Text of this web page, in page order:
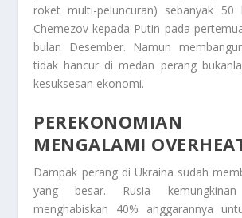
roket multi-peluncuran) sebanyak 50
Chemezov kepada Putin pada
bulan Desember. Namun
tidak hancur di medan perang
kesuksesan ekonomi.
MENGALAMI
Dampak perang di Ukraina sudah
yang besar. Rusia
menghabiskan 40% anggarannya